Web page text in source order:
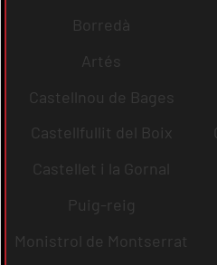
Borredà
Artés
Castellnou de Bages
Castellfullit del Boix
Castellet i la Gornal
Puig-reig
Monistrol de Montserrat